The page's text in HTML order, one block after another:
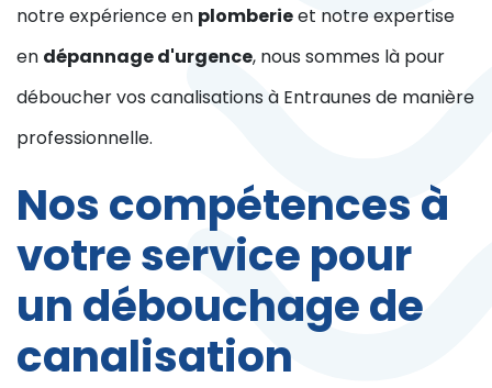
notre expérience en plomberieet notre expertise
en dépannage d'urgence, nous sommes là pour
déboucher vos canalisations à Entraunes de manière
professionnelle.
Nos compétences à
votre service pour
un débouchage de
canalisation